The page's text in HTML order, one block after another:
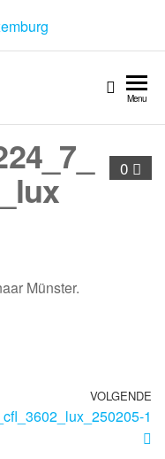
Menu
0
Münster.
VOLGENDE
1